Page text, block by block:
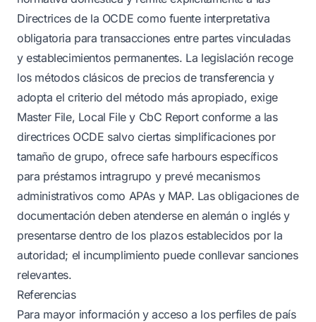
Directrices de la OCDE como fuente interpretativa
obligatoria para transacciones entre partes vinculadas
y establecimientos permanentes. La legislación recoge
los métodos clásicos de precios de transferencia y
adopta el criterio del método más apropiado, exige
Master File, Local File y CbC Report conforme a las
directrices OCDE salvo ciertas simplificaciones por
tamaño de grupo, ofrece safe harbours específicos
para préstamos intragrupo y prevé mecanismos
administrativos como APAs y MAP. Las obligaciones de
documentación deben atenderse en alemán o inglés y
presentarse dentro de los plazos establecidos por la
autoridad; el incumplimiento puede conllevar sanciones
relevantes.
Referencias
Para mayor información y acceso a los perfiles de país